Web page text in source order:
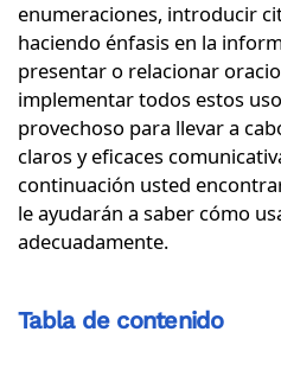
enumeraciones, introducir
haciendo énfasis en la
presentar o relacionar
implementar todos estos
provechoso para llevar a
claros y eficaces
continuación usted
le ayudarán a saber cómo
adecuadamente.
Tabla de contenido